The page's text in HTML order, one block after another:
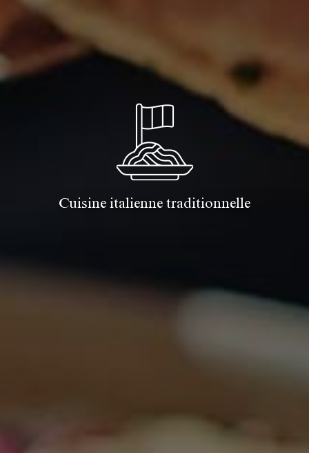
Cuisine italienne traditionnelle